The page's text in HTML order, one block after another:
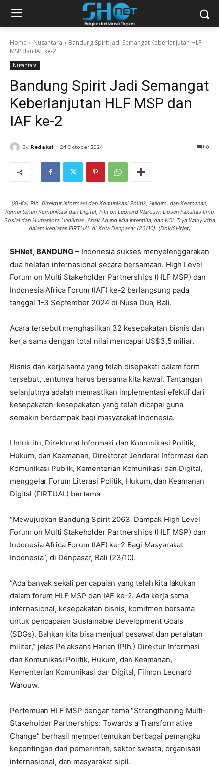
Home Nusantara
Bandung Spirit Jadi Semangat Keberlanjutan HLF
MSP dan IAF ke-2
Nusantara
Bandung Spirit Jadi Semangat
Keberlanjutan HLF MSP dan
IAF ke-2
By Redaksi 24 October 2024 0
(Ki-Ka) Plh. Direktur Informasi dan Komunikasi Politik, Hukum, dan Keamanan,
Kementerian Komunikasi dan Digital, Filmon Leonard Warouw; Dosen Fakultas Ilmu
Sosial dan Humaniora Undiknas, Anak Agung Mia Intentilia; dan KOL Trya Wahyudha
dalam kegiatan FIRTUAL di Kota Denpasar (23/10). (Dok/SHNet)
SHNet, BANDUNG – Indonesia sukses menyelenggarakan
dua helatan internasional secara bersamaan. High Level
Forum on Multi Stakeholder Partnerships (HLF MSP) dan
Indonesia Africa Forum (IAF) ke-2 berlangsung pada
tanggal 1-3 September 2024 di Nusa Dua, Bali.
Acara tersebut menghasilkan 32 kesepakatan bisnis dan
kerja sama dengan total nilai mencapai US$3,5 miliar.
Bisnis dan kerja sama yang telah disepakati dalam form
tersebut, tentunya harus bersama kita kawal. Tantangan
selanjutnya adalah memastikan implementasi efektif dari
kesepakatan-kesepakatan yang telah dicapai guna
semakin berdampak bagi masyarakat Indonesia.
Untuk itu, Direktorat Informasi dan Komunikasi Politik,
Hukum, dan Keamanan, Direktorat Jenderal Informasi dan
Komunikasi Publik, Kementerian Komunikasi dan Digital,
menggelar Forum Literasi Politik, Hukum, dan Keamanan
Digital (FIRTUAL) bertema
“Mewujudkan Bandung Spirit 2063: Dampak High Level
Forum on Multi Stakeholder Partnerships (HLF MSP) dan
Indonesia Africa Forum (IAF) ke-2 Bagi Masyarakat
Indonesia”, di Denpasar, Bali (23/10).
“Ada banyak sekali pencapaian yang telah kita lakukan
dalam forum HLF MSP dan IAF ke-2. Ada kerja sama
internasional, kesepakatan bisnis, komitmen bersama
untuk pencapaian Sustainable Development Goals
(SDGs). Bahkan kita bisa menjual pesawat dan peralatan
militer,” jelas Pelaksana Harian (Plh.) Direktur Informasi
dan Komunikasi Politik, Hukum, dan Keamanan,
Kementerian Komunikasi dan Digital, Filmon Leonard
Warouw.
Pertemuan HLF MSP dengan tema “Strengthening Multi-
Stakeholder Partnerships: Towards a Transformative
Change” berhasil mempertemukan berbagai pemangku
kepentingan dari pemerintah, sektor swasta, organisasi
internasional, dan masyarakat sipil.